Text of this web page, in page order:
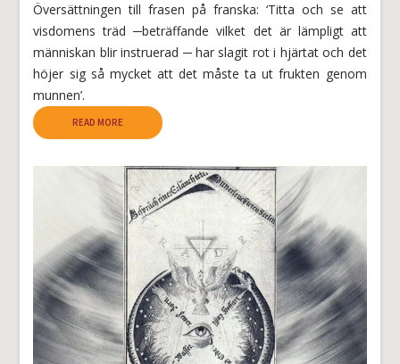
Översättningen till frasen på franska: ‘Titta och se att
visdomens träd ─beträffande vilket det är lämpligt att
människan blir instruerad ─ har slagit rot i hjärtat och det
höjer sig så mycket att det måste ta ut frukten genom
munnen’.
READ MORE